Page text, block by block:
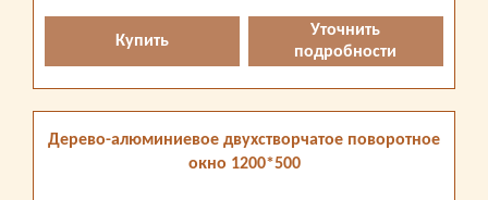
Купить
Уточнить
подробности
Дерево-алюминиевое двухстворчатое поворотное
окно 1200*500